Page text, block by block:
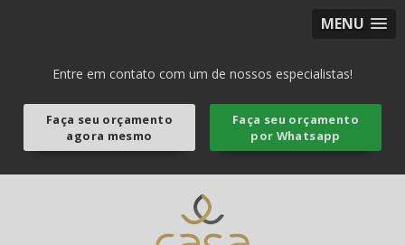
MENU
Entre em contato com um de nossos especialistas!
Faça seu orçamento
agora mesmo
Faça seu orçamento
por Whatsapp